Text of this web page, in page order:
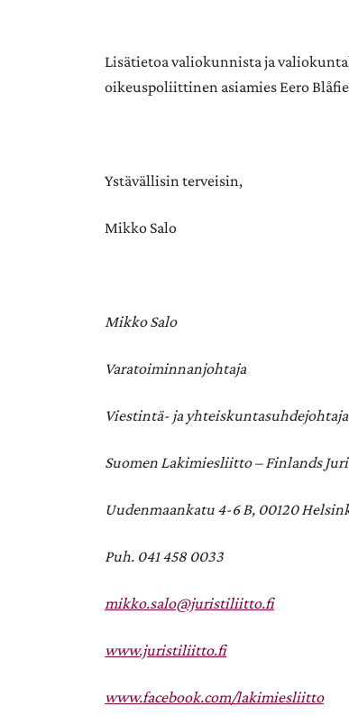
Lisätietoa valiokunnista ja
oikeuspoliittinen asiamies Eero
Ystävällisin terveisin,
Mikko Salo
Mikko Salo
Varatoiminnanjohtaja
Viestintä- ja yhteiskuntasuhdejohtaja
Suomen Lakimiesliitto – Finlands
Uudenmaankatu 4-6 B, 00120
Puh. 041 458 0033
mikko.salo@juristiliitto.fi
www.juristiliitto.fi
www.facebook.com/lakimiesliitto